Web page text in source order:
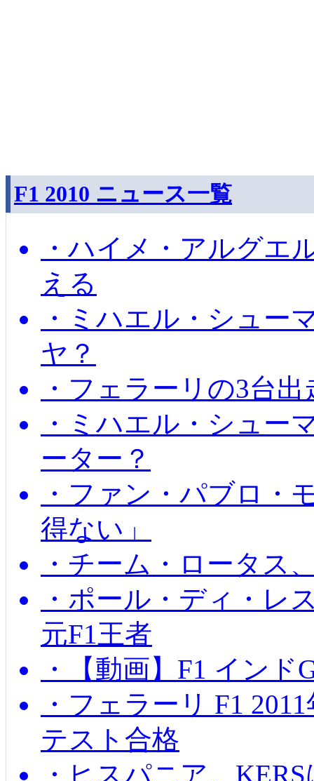
F1 2010 ニュース一覧
・ハイメ・アルグエ
える
・ミハエル・シュー
ヤ？
・フェラーリの3台
・ミハエル・シュー
ーター？
・ファン・パブロ・
得ない」
・チーム・ロータス
・ポール・ディ・レ
元F1王者
・【動画】F1 イン
・フェラーリ F1
テスト合格
・ヒスパニア、